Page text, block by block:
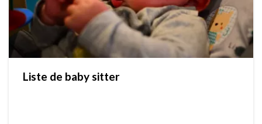
Liste de baby sitter